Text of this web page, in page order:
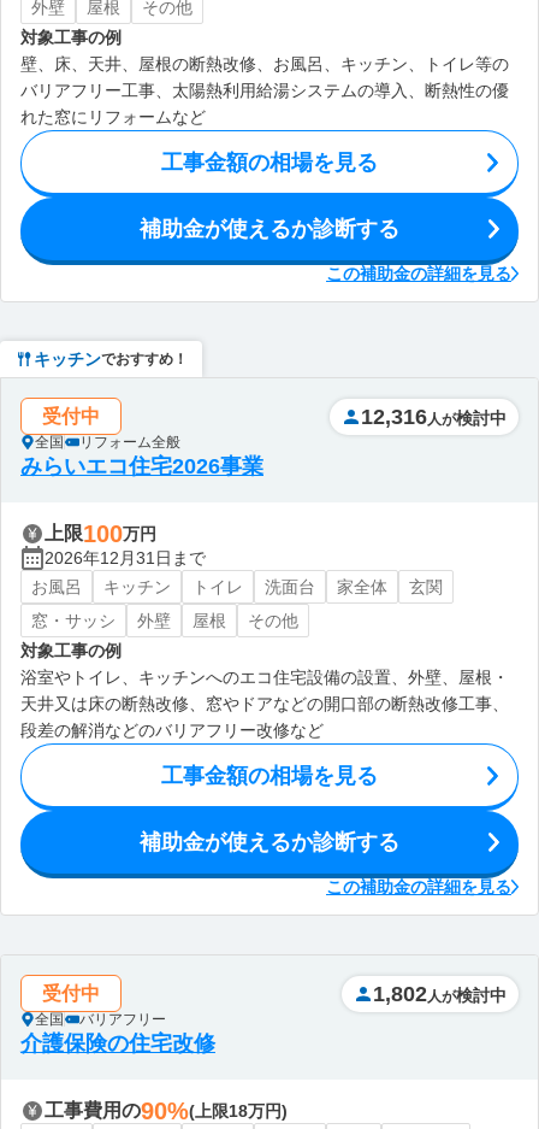
外壁 屋根
その他
対象工事の例
壁、床、天井、屋根の断熱改修、お風呂、キッチン、トイレ等の
バリアフリー工事、太陽熱利用給湯システムの導入、断熱性の優
れた窓にリフォームなど
工事金額の相場を見る
補助金が使えるか診断する
この補助金の詳細を見る
キッチンでおすすめ！
受付中
全国 リフォーム全般
12,316 人が検討中
みらいエコ住宅2026事業
上限100万円
2026年12月31日まで
お風呂
キッチン トイレ 洗面台 家全体
玄関
窓・サッシ
外壁 屋根
その他
対象工事の例
浴室やトイレ、キッチンへのエコ住宅設備の設置、外壁、屋根・
天井又は床の断熱改修、窓やドアなどの開口部の断熱改修工事、
段差の解消などのバリアフリー改修など
工事金額の相場を見る
補助金が使えるか診断する
この補助金の詳細を見る
受付中
全国 バリアフリー
1,802 人が検討中
介護保険の住宅改修
工事費用の90%(上限18万円)